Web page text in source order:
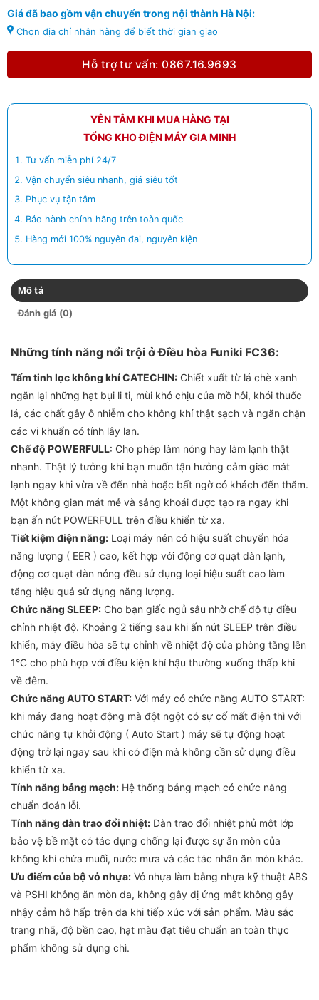
Giá đã bao gồm vận chuyển trong nội thành Hà Nội:
Chọn địa chỉ nhận hàng để biết thời gian giao
Hỗ trợ tư vấn: 0867.16.9693
YÊN TÂM KHI MUA HÀNG TẠI
TỔNG KHO ĐIỆN MÁY GIA MINH
Tư vấn miễn phí 24/7
Vận chuyển siêu nhanh, giá siêu tốt
Phục vụ tận tâm
Bảo hành chính hãng trên toàn quốc
Hàng mới 100% nguyên đai, nguyên kiện
Mô tả
Đánh giá (0)
Những tính năng nổi trội ở Điều hòa Funiki FC36:
Tấm tinh lọc không khí CATECHIN: Chiết xuất từ lá chè xanh
ngăn lại những hạt bụi li ti, mùi khó chịu của mồ hôi, khói thuốc
lá, các chất gây ô nhiễm cho không khí thật sạch và ngăn chặn
các vi khuẩn có tính lây lan.
Chế độ POWERFULL: Cho phép làm nóng hay làm lạnh thật
nhanh. Thật lý tưởng khi bạn muốn tận hưởng cảm giác mát
lạnh ngay khi vừa về đến nhà hoặc bất ngờ có khách đến thăm.
Một không gian mát mẻ và sảng khoái được tạo ra ngay khi
bạn ấn nút POWERFULL trên điều khiển từ xa.
Tiết kiệm điện năng: Loại máy nén có hiệu suất chuyển hóa
năng lượng ( EER ) cao, kết hợp với động cơ quạt dàn lạnh,
động cơ quạt dàn nóng đều sử dụng loại hiệu suất cao làm
tăng hiệu quả sử dụng năng lượng.
Chức năng SLEEP: Cho bạn giấc ngủ sâu nhờ chế độ tự điều
chỉnh nhiệt độ. Khoảng 2 tiếng sau khi ấn nút SLEEP trên điều
khiển, máy điều hòa sẽ tự chỉnh về nhiệt độ của phòng tăng lên
1°C cho phù hợp với điều kiện khí hậu thường xuống thấp khi
về đêm.
Chức năng AUTO START: Với máy có chức năng AUTO START:
khi máy đang hoạt động mà đột ngột có sự cố mất điện thì với
chức năng tự khởi động ( Auto Start ) máy sẽ tự động hoạt
động trở lại ngay sau khi có điện mà không cần sử dụng điều
khiển từ xa.
Tính năng bảng mạch: Hệ thống bảng mạch có chức năng
chuẩn đoán lỗi.
Tính năng dàn trao đổi nhiệt: Dàn trao đổi nhiệt phủ một lớp
bảo vệ bề mặt có tác dụng chống lại được sự ăn mòn của
không khí chứa muối, nước mưa và các tác nhân ăn mòn khác.
Ưu điểm của bộ vỏ nhựa: Vỏ nhựa làm bằng nhựa kỹ thuật ABS
và PSHI không ăn mòn da, không gây dị ứng mắt không gây
nhậy cảm hô hấp trên da khi tiếp xúc với sản phẩm. Màu sắc
trang nhã, độ bền cao, hạt màu đạt tiêu chuẩn an toàn thực
phẩm không sử dụng chì.